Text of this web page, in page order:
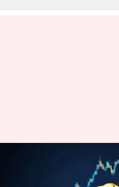
शेयर बाजार:
आई गिरावट,